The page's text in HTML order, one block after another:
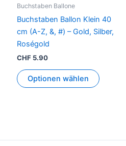
Buchstaben Ballone
Buchstaben Ballon Klein 40
cm (A-Z, &, #) – Gold, Silber,
Roségold
CHF 5.90
Optionen wählen
der